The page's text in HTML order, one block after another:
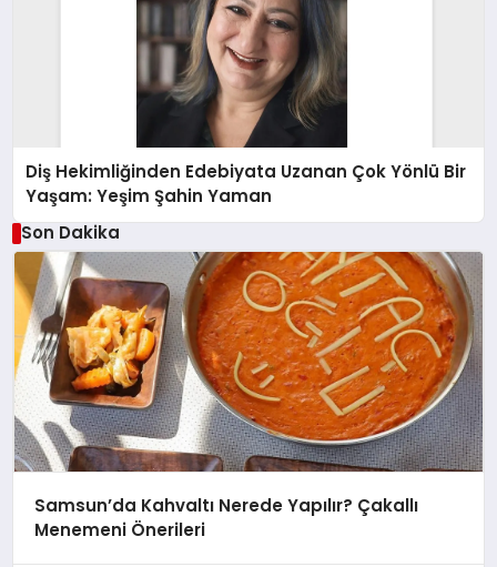
Diş Hekimliğinden Edebiyata Uzanan Çok Yönlü Bir
Yaşam: Yeşim Şahin Yaman
Son Dakika
Samsun’da Kahvaltı Nerede Yapılır? Çakallı
Menemeni Önerileri